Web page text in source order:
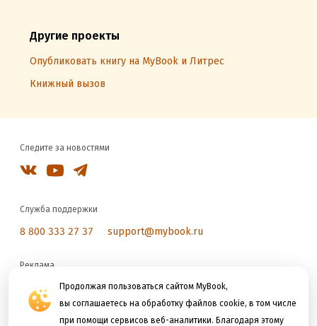
Продолжая пользоваться сайтом MyBook,
вы соглашаетесь на обработку файлов cookie, в том числе
при помощи сервисов веб-аналитики. Благодаря этому
Другие проекты
Опубликовать книгу на MyBook и Литрес
Книжный вызов
Следите за новостями
Служба поддержки
8 800 333 27 37 support@mybook.ru
Реклама
reklama@litres.ru
Мы принимаем к оплате